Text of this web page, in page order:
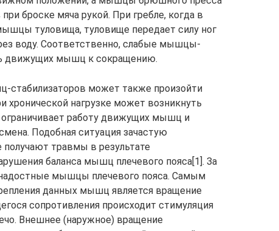
броске мяча рукой. При гребле, когда в
туловища, туловище передает силу ног
воду. Соответственно, слабые мышцы-
движущих мышц к сокращению.
стабилизаторов может также произойти
нагрузке может возникнуть
работу движущих мышц и
Подобная ситуация зачастую
травмы в результате
баланса мышц плечевого пояса[1]. За
мышцы плечевого пояса. Самым
данных мышц является вращение
сопротивления происходит стимуляция
Внешнее (наружное) вращение